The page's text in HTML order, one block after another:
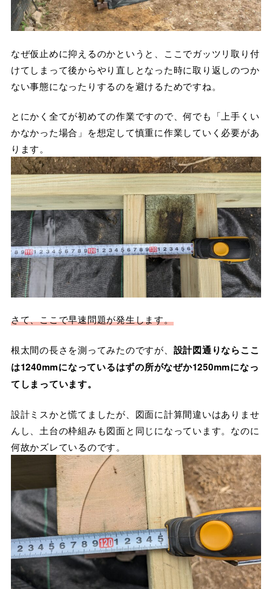
なぜ仮止めに抑えるのかというと、ここでガッツリ取り付
けてしまって後からやり直しとなった時に取り返しのつか
ない事態になったりするのを避けるためですね。
とにかく全てが初めての作業ですので、何でも「上手くい
かなかった場合」を想定して慎重に作業していく必要があ
ります。
さて、ここで早速問題が発生します。
根太間の長さを測ってみたのですが、 設計図通りならここ
は1240mmになっているはずの所がなぜか1250mmになっ
てしまっています。
設計ミスかと慌てましたが、図面に計算間違いはありませ
んし、土台の枠組みも図面と同じになっています。なのに
何故かズレているのです。